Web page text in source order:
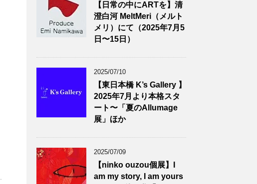
【日常の中にARTを】清
澄白河 MeltMeri（メルト
メリ）にて（2025年7月5
日〜15日）
2025/07/10
【東日本橋 K’s Gallery 】
2025年7月より本格スタ
ート〜「夏のAllumage
展」ほか
2025/07/09
【ninko ouzou個展】I
am my story, I am yours